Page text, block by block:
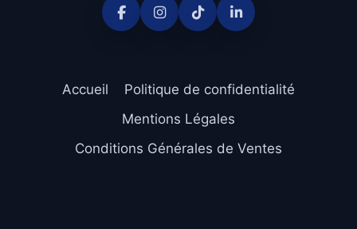
Accueil
Politique de confidentialité
Mentions Légales
Conditions Générales de Ventes